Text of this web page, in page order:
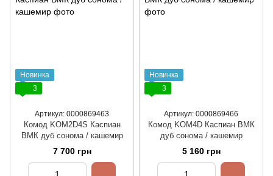
Новинка
3
Артикул: 0000869463
Комод KOM2D4S Каспиан
ВМК дуб сонома / кашемир
7 700 грн
Новинка
3
Артикул: 0000869466
Комод KOM4D Каспиан ВМК
дуб сонома / кашемир
5 160 грн